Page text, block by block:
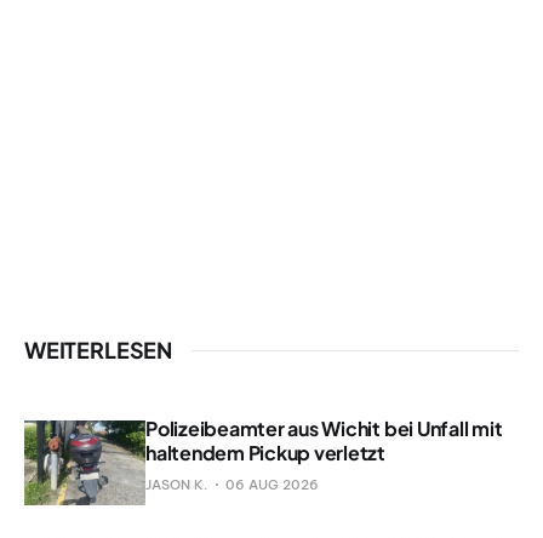
WEITERLESEN
Polizeibeamter aus Wichit bei Unfall mit
haltendem Pickup verletzt
JASON K. 06 AUG 2026